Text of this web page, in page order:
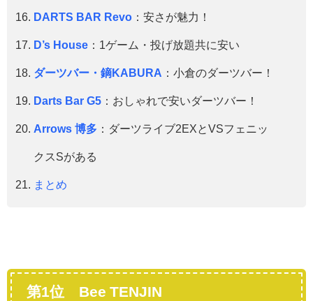
DARTS BAR Revo ：安さが魅力！
D’s House ：1ゲーム・投げ放題共に安い
ダーツバー・鏑KABURA ：小倉のダーツバー！
Darts Bar G5 ：おしゃれで安いダーツバー！
Arrows 博多 ：ダーツライブ2EXとVSフェニッ
クスSがある
まとめ
第1位 Bee TENJIN